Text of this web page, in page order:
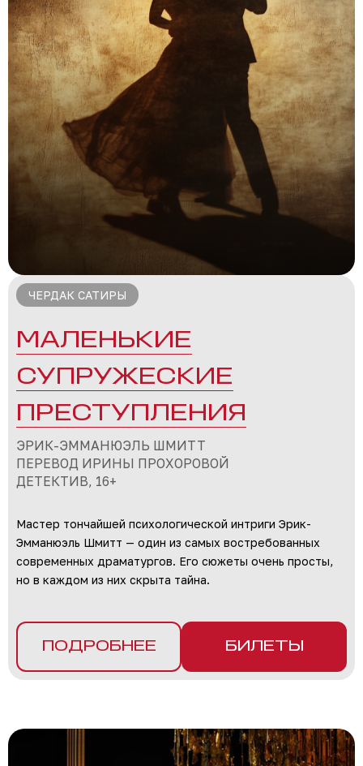
ЧЕРДАК САТИРЫ
МАЛЕНЬКИЕ
СУПРУЖЕСКИЕ
ПРЕСТУПЛЕНИЯ
ЭРИК-ЭММАНЮЭЛЬ ШМИТТ
ПЕРЕВОД ИРИНЫ ПРОХОРОВОЙ
ДЕТЕКТИВ, 16+
Мастер тончайшей психологической интриги Эрик-
Эмманюэль Шмитт — один из самых востребованных
современных драматургов. Его сюжеты очень просты,
но в каждом из них скрыта тайна.
ПОДРОБНЕЕ БИЛЕТЫ